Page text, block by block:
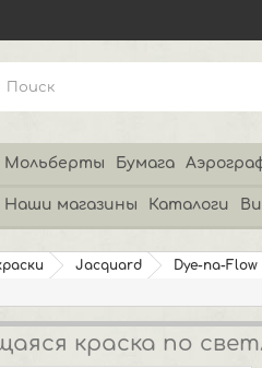
Мольберты Бумага
Наши магазины Каталоги
Jacquard Dye-na-Flow
краска по